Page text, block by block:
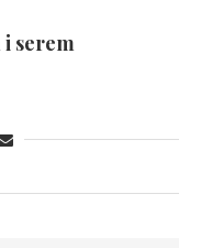
i serem